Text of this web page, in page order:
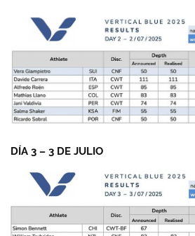
DÍA 3 – 3 DE JULIO